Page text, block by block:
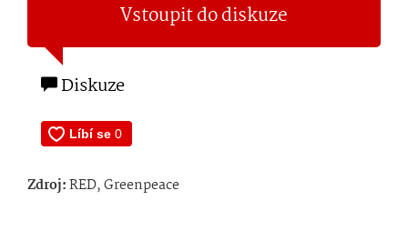
Vstoupit do diskuze
Diskuze
Zdroj:RED, Greenpeace